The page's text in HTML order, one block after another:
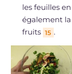
les feuilles
également la
fruits 15 .